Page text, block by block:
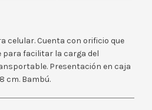
celular. Cuenta con orificio que
para facilitar la carga del
Presentación en caja
cm. Bambú.